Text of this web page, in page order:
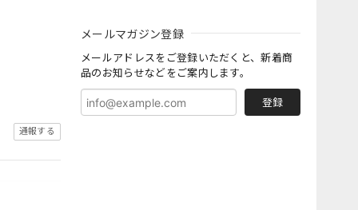
メールマガジン登録
メールアドレスをご登録いただくと、新着商
品のお知らせなどをご案内します。
登録
通報する